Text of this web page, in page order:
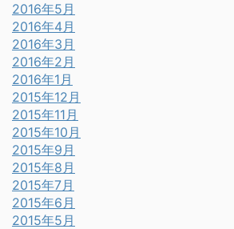
2016年5月
2016年4月
2016年3月
2016年2月
2016年1月
2015年12月
2015年11月
2015年10月
2015年9月
2015年8月
2015年7月
2015年6月
2015年5月